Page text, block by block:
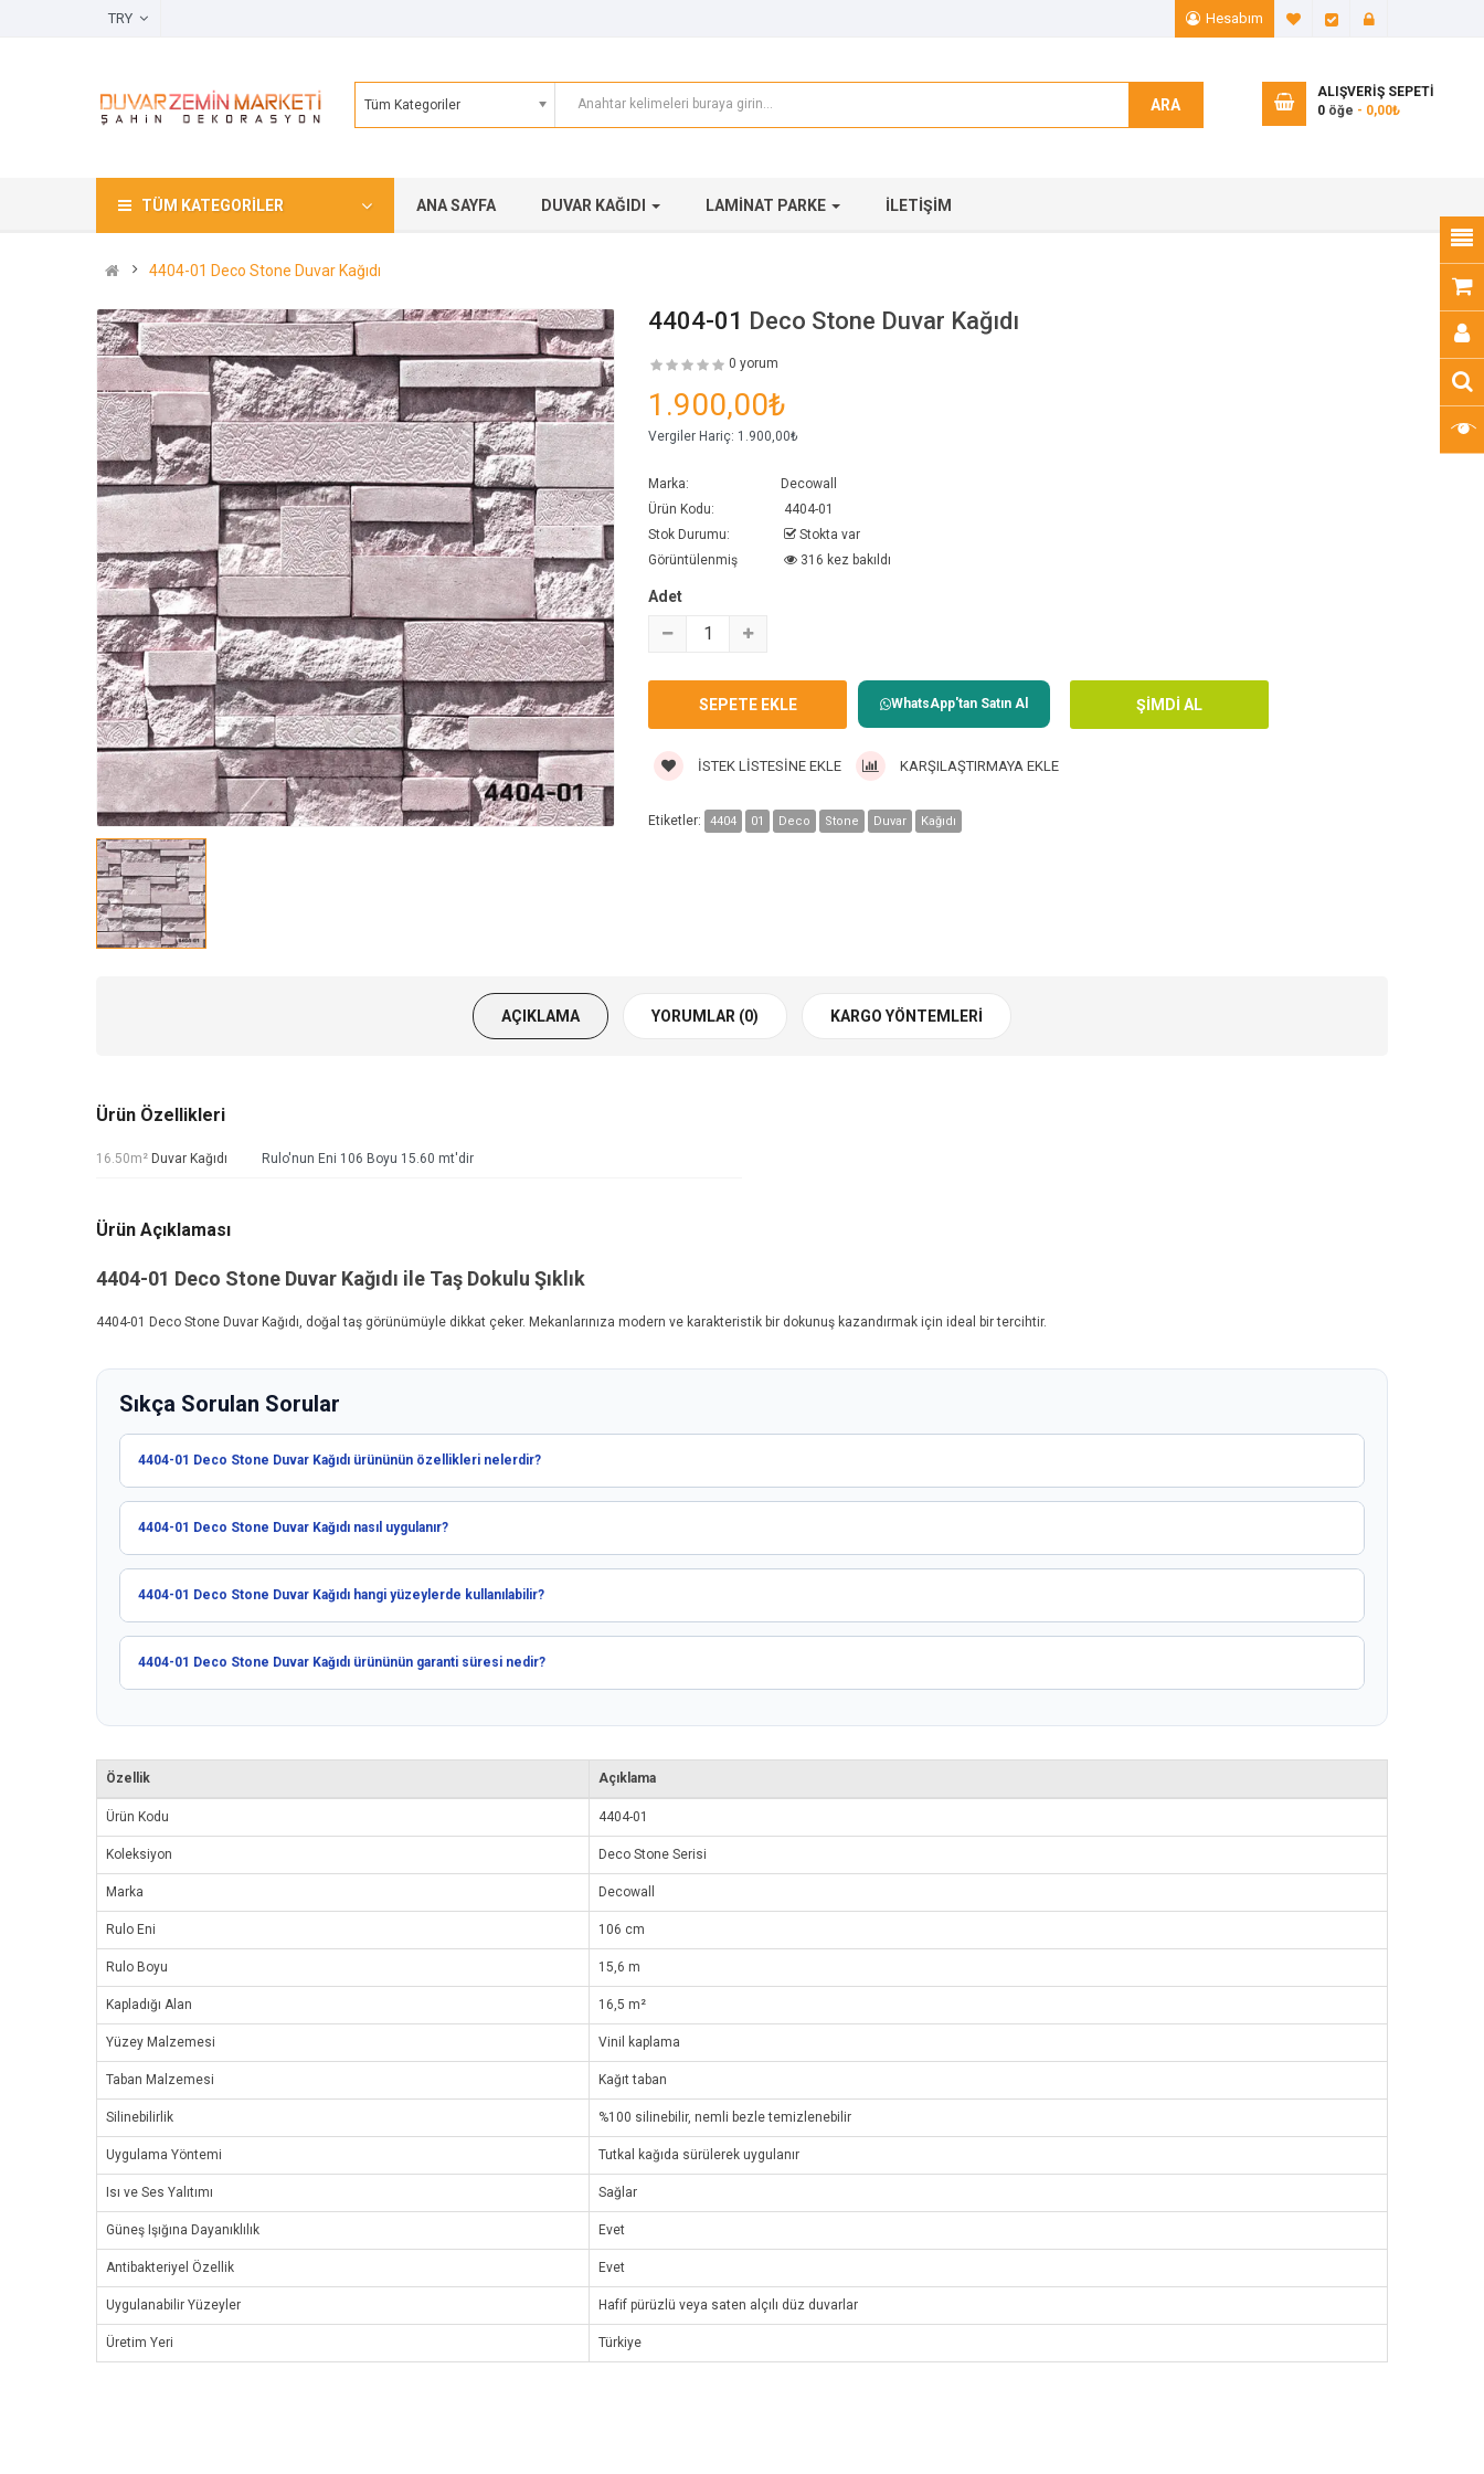
Hesabım A. Listem (0)
Ödeme
Tüm Kategoriler ARA
ALIŞVERIŞ SEPETI
0 öğe - 0,00₺
TÜM KATEGORILER ANA SAYFA DUVAR KAĞIDI LAMINAT PARKE İLETIŞIM
4404-01 Deco Stone Duvar Kağıdı
4404-01 Deco Stone Duvar Kağıdı
0 yorum
1.900,00₺
Vergiler Hariç: 1.900,00₺
Marka:
Decowall
Ürün Kodu:
4404-01
Stok Durumu:
Stokta var
Görüntülenmiş
316 kez bakıldı
Adet
WhatsApp'tan Satın Al
İSTEK LISTESINE EKLE KARŞILAŞTIRMAYA EKLE
Etiketler: 4404 01 Deco Stone Duvar Kağıdı
AÇIKLAMA YORUMLAR (0) KARGO YÖNTEMLERI
Ürün Özellikleri
16.50m² Duvar Kağıdı Rulo'nun Eni 106 Boyu 15.60 mt'dir
Ürün Açıklaması
4404-01 Deco Stone Duvar Kağıdı ile Taş Dokulu Şıklık
4404-01 Deco Stone Duvar Kağıdı, doğal taş görünümüyle dikkat çeker. Mekanlarınıza modern ve karakteristik bir dokunuş kazandırmak için ideal bir tercihtir.
Sıkça Sorulan Sorular
4404-01 Deco Stone Duvar Kağıdı ürününün özellikleri nelerdir?
4404-01 Deco Stone Duvar Kağıdı nasıl uygulanır?
4404-01 Deco Stone Duvar Kağıdı hangi yüzeylerde kullanılabilir?
4404-01 Deco Stone Duvar Kağıdı ürününün garanti süresi nedir?
Özellik Açıklama
Ürün Kodu 4404-01
Koleksiyon Deco Stone Serisi
Marka Decowall
Rulo Eni 106 cm
Rulo Boyu 15,6 m
Kapladığı Alan 16,5 m²
Yüzey Malzemesi Vinil kaplama
Taban Malzemesi Kağıt taban
Silinebilirlik %100 silinebilir, nemli bezle temizlenebilir
Uygulama Yöntemi Tutkal kağıda sürülerek uygulanır
Isı ve Ses Yalıtımı Sağlar
Güneş Işığına Dayanıklılık Evet
Antibakteriyel Özellik Evet
Uygulanabilir Yüzeyler Hafif pürüzlü veya saten alçılı düz duvarlar
Üretim Yeri Türkiye